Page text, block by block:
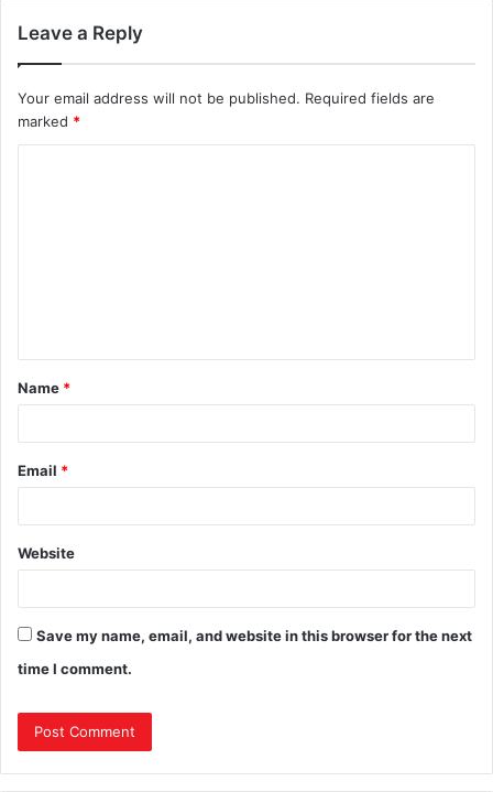
Leave a Reply
Your email address will not be published. Required fields are
marked *
Name *
Email *
Website
Save my name, email, and website in this browser for the next
time I comment.